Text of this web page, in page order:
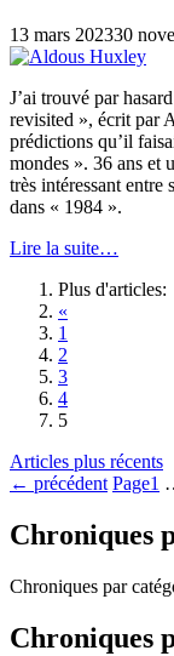
13 mars 202330
J’ai trouvé par
revisited », écrit par
prédictions qu’il
mondes ». 36 ans et
très intéressant
dans « 1984 ».
Lire la suite…
Plus d'articles:
«
1
2
3
4
5
Articles plus récents
← précédent Page1
Chroniques
Chroniques par
Chroniques